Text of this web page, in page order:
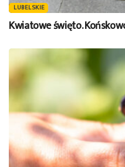
LUBELSKIE
Kwiatowe święto.